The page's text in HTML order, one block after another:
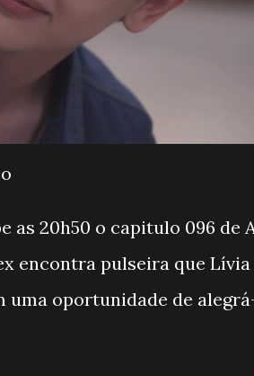
as 20h50 o capitulo 096 de
encontra pulseira que Lívia
uma oportunidade de